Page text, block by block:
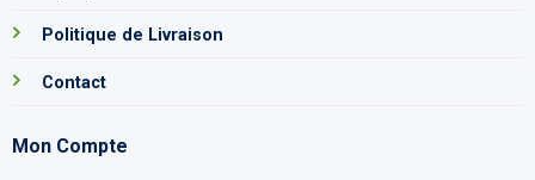
Politique de Livraison
Contact
Mon Compte